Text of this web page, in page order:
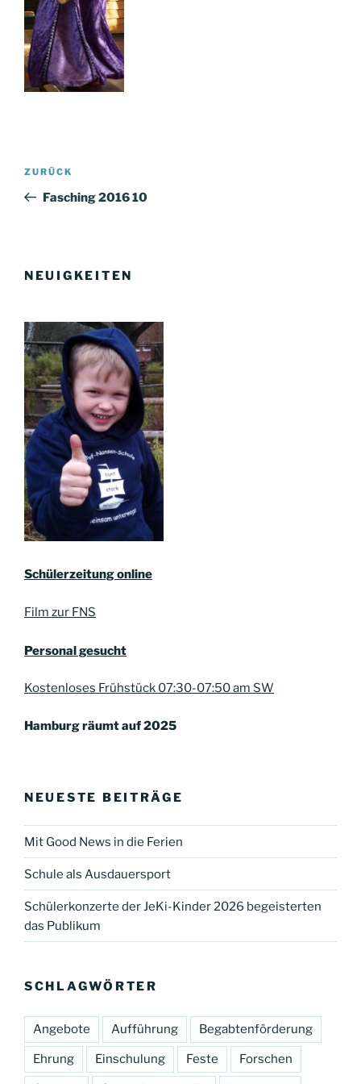
Beitragsnavigation
Vorheriger
Beitrag
ZURÜCK
Fasching 2016 10
NEUIGKEITEN
Schülerzeitung online
Film zur FNS
Personal gesucht
Kostenloses Frühstück 07:30-07:50 am SW
Hamburg räumt auf 2025
NEUESTE BEITRÄGE
Mit Good News in die Ferien
Schule als Ausdauersport
Schülerkonzerte der JeKi-Kinder 2026 begeisterten
das Publikum
SCHLAGWÖRTER
Angebote Aufführung Begabtenförderung
Ehrung Einschulung Feste Forschen